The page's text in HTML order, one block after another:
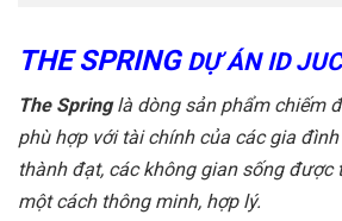
THE SPRING DỰ ÁN ID
The Springlà dòng sản phẩm chiếm
phù hợp với tài chính của các gia
thành đạt, các không gian sống được
một cách thông minh, hợp lý.